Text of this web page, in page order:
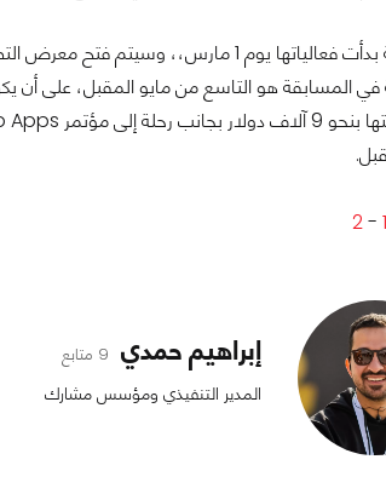
في المسابقة هو التاسع من مايو المقبل، على أن
-
إبراهيم حمدي 9 متابع
المدير التنفيذي ومؤسس مشارك